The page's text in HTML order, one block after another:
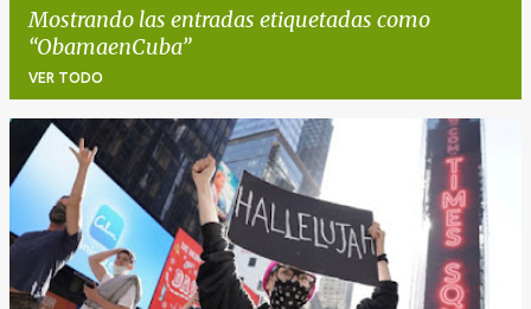
Mostrando las entradas etiquetadas como
ObamaenCuba
VER TODO
n
t
r
a